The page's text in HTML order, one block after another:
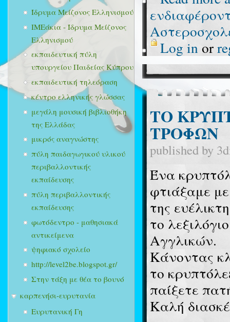
Ίδρυμα Μείζονος Ελληνισμού
ΙΜΕάκια - Ίδρυμα Μείζονος
Ελληνισμού
εκπαιδευτική πύλη
υπουργείου Παιδείας Κύπρου
εκπαιδευτική τηλεόραση
κέντρο ελληνικής γλώσσας
μεγάλη μουσική βιβλιοθήκη
της Ελλάδας
μικρός αναγνώστης
πύλη παιδαγωγικού υλικού
περιβαλλοντικής
εκπαίδευσης
πύλη περιβαλλοντικής
εκπαίδευσης
φωτόδεντρο - μαθησιακά
αντικείμενα
ψηφιακό σχολείο
http://level2be.blogspot.gr/
Στην τάξη με θέα το βουνό
καρπενήσι-ευρυτανία
Ευρυτανική Γη
Log in or
ΤΟ
ΤΡΟΦΩΝ
published by
Ένα
φτιάξαμε
της
το
Αγγλικών.
Κάνοντας
το
παίξετε
Καλή